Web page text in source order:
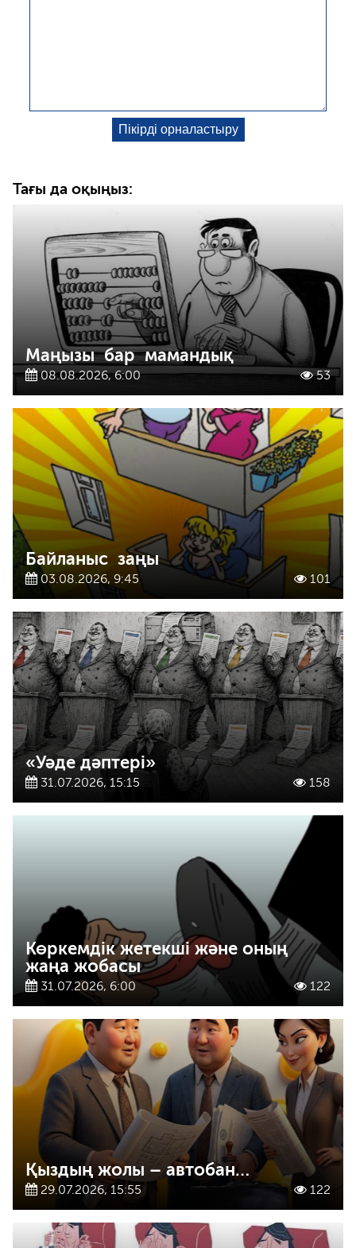
Тағы да оқыңыз:
Маңызы бар мамандық
08.08.2026, 6:00 53
Байланыс заңы
03.08.2026, 9:45 101
«Уәде дәптері»
31.07.2026, 15:15 158
Көркемдік жетекші және оның
жаңа жобасы
31.07.2026, 6:00 122
Қыздың жолы – автобан…
29.07.2026, 15:55 122